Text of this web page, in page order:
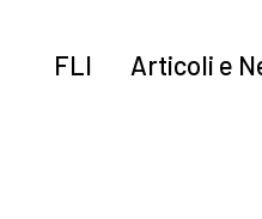
FLI Articoli e